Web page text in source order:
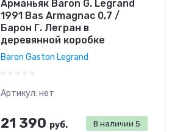
Арманьяк Baron G. Legrand
1991 Bas Armagnac 0,7 /
Барон Г. Легран в
деревянной коробке
Baron Gaston Legrand
Артикул: нет
В наличии 5
21 390 руб.